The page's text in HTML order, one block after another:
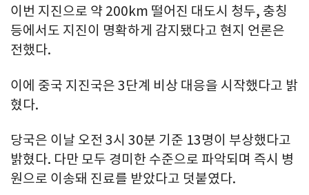
이번 지진으로 약 200km 떨어진 대도시 청두, 충칭
등에서도 지진이 명확하게 감지됐다고 현지 언론은
전했다.
이에 중국 지진국은 3단계 비상 대응을 시작했다고 밝
혔다.
당국은 이날 오전 3시 30분 기준 13명이 부상했다고
밝혔다. 다만 모두 경미한 수준으로 파악되며 즉시 병
원으로 이송돼 진료를 받았다고 덧붙였다.